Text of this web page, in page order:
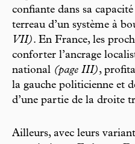
confiante dans sa
terreau d’un système à
VII). En France, les
conforter l’ancrage
national (page III),
la gauche politicienne et
d’une partie de la droite
Ailleurs, avec leurs